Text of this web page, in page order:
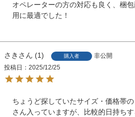
オペレーターの方の対応も良く、梱
用に最適でした！
さき 1 購入者
非公開
投稿日
2025/12/25
ちょうど探していたサイズ・価格帯の
さん入っていますが、比較的日持ち